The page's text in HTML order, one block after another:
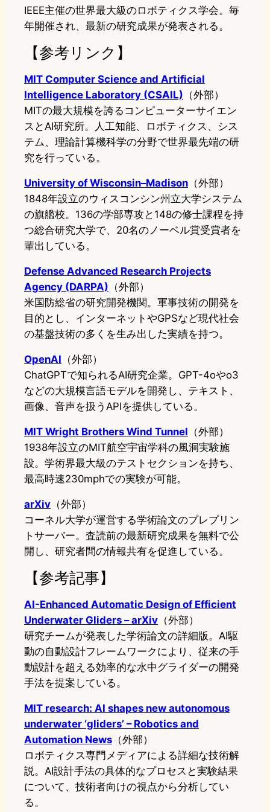
IEEE主催の世界最大級のロボティクス学会。毎
年開催され、最新の研究成果が発表される。
【参考リンク】
MIT Computer Science and Artificial
Intelligence Laboratory (CSAIL) （外部）
MITの最大規模を誇るコンピューターサイエン
スとAI研究所。人工知能、ロボティクス、シス
テム、理論計算機科学の分野で世界最先端の研
究を行っている。
University of Wisconsin–Madison （外部）
1848年設立のウィスコンシン州立大学システム
の旗艦校。136の学部専攻と148の修士課程を持
つ総合研究大学で、20名のノーベル賞受賞者を
輩出している。
Defense Advanced Research Projects
Agency (DARPA) （外部）
米国防総省の研究開発機関。軍事技術の開発を
目的とし、インターネットやGPSなど現代社会
の基盤技術の多くを生み出した実績を持つ。
OpenAI （外部）
ChatGPTで知られるAI研究企業。GPT-4oやo3
などの大規模言語モデルを開発し、テキスト、
画像、音声を扱うAPIを提供している。
MIT Wright Brothers Wind Tunnel （外部）
1938年設立のMIT航空宇宙学科の風洞実験施
設。学術界最大級のテストセクションを持ち、
最高時速230mphでの実験が可能。
arXiv （外部）
コーネル大学が運営する学術論文のプレプリン
トサーバー。査読前の最新研究成果を無料で公
開し、研究者間の情報共有を促進している。
【参考記事】
AI-Enhanced Automatic Design of Efficient
Underwater Gliders – arXiv （外部）
研究チームが発表した学術論文の詳細版。AI駆
動の自動設計フレームワークにより、従来の手
動設計を超える効率的な水中グライダーの開発
手法を提案している。
MIT research: AI shapes new autonomous
underwater ‘gliders’ – Robotics and
Automation News （外部）
ロボティクス専門メディアによる詳細な技術解
説。AI設計手法の具体的なプロセスと実験結果
について、技術者向けの視点から分析してい
る。